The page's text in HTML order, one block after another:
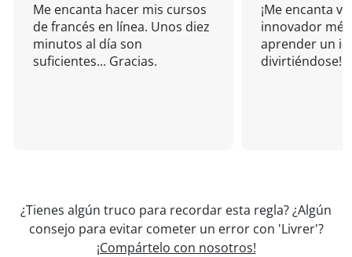
Me encanta hacer mis cursos
de francés en línea. Unos diez
minutos al día son
suficientes... Gracias.
¡Me encanta
innovador
aprender un
divirtiéndose!
¿Tienes algún truco para recordar esta regla? ¿Algún
consejo para evitar cometer un error con 'Livrer'?
¡Compártelo con nosotros!